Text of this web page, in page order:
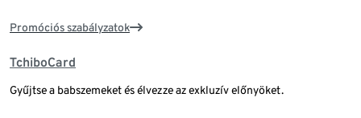
Promóciós szabályzatok
TchiboCard
Gyűjtse a babszemeket és élvezze az exkluzív előnyöket.